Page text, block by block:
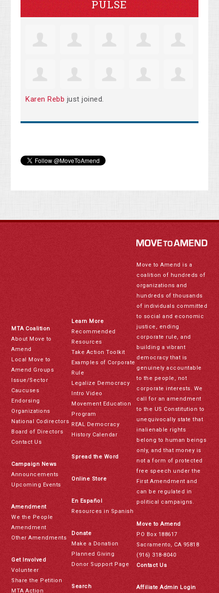
PULSE
Karen Rebb just joined.
MTA Coalition
About Move to
Amend
Local Move to
Amend Groups
Issue/Sector
Caucuses
Endorsing
Organizations
National Codirectors
Board of Directors
Contact Us
Campaign News
Announcements
Upcoming Events
Amendment
We the People
Amendment
Other Amendments
Get Involved
Volunteer
Share the Petition
MTA Action
Learn More
Recommended
Resources
Take Action Toolkit
Examples of Corporate
Rule
Legalize Democracy
Intro Video
Movement Education
Program
REAL Democracy
History Calendar
Spread the Word
Online Store
En Español
Resources in Spanish
Donate
Make a Donation
Planned Giving
Donor Support Page
Search
Move to Amend is a
coalition of hundreds of
organizations and
hundreds of thousands
of individuals committed
to social and economic
justice, ending
corporate rule, and
building a vibrant
democracy that is
genuinely accountable
to the people, not
corporate interests. We
call for an amendment
to the US Constitution to
unequivocally state that
inalienable rights
belong to human beings
only, and that money is
not a form of protected
free speech under the
First Amendment and
can be regulated in
political campaigns.
Move to Amend
PO Box 188617
Sacramento, CA 95818
(916) 318-8040
Contact Us
Affiliate Admin Login